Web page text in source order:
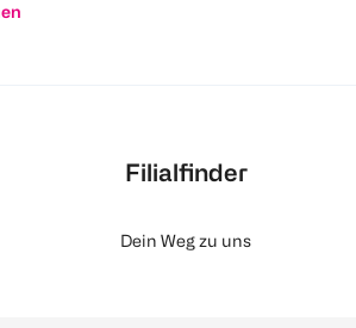
Filialfinder
Dein Weg zu uns